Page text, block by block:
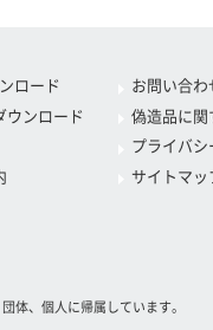
ロード
ウンロード
お問い合わ
偽造品に関
プライバシ
サイトマッ
体、個人に帰属しています。